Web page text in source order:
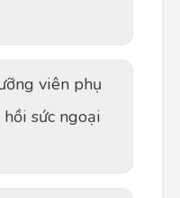
viên phụ
sức ngoại